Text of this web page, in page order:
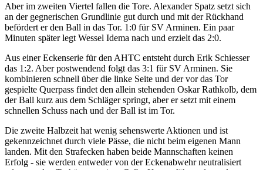
Aber im zweiten Viertel fallen die Tore. Alexander Spatz setzt sich
an der gegnerischen Grundlinie gut durch und mit der Rückhand
befördert er den Ball in das Tor. 1:0 für SV Arminen. Ein paar
Minuten später legt Wessel Idema nach und erzielt das 2:0.
Aus einer Eckenserie für den AHTC entsteht durch Erik Schiesser
das 1:2. Aber postwendend folgt das 3:1 für SV Arminen. Sie
kombinieren schnell über die linke Seite und der vor das Tor
gespielte Querpass findet den allein stehenden Oskar Rathkolb, dem
der Ball kurz aus dem Schläger springt, aber er setzt mit einem
schnellen Schuss nach und der Ball ist im Tor.
Die zweite Halbzeit hat wenig sehenswerte Aktionen und ist
gekennzeichnet durch viele Pässe, die nicht beim eigenen Mann
landen. Mit den Strafecken haben beide Mannschaften keinen
Erfolg - sie werden entweder von der Eckenabwehr neutralisiert